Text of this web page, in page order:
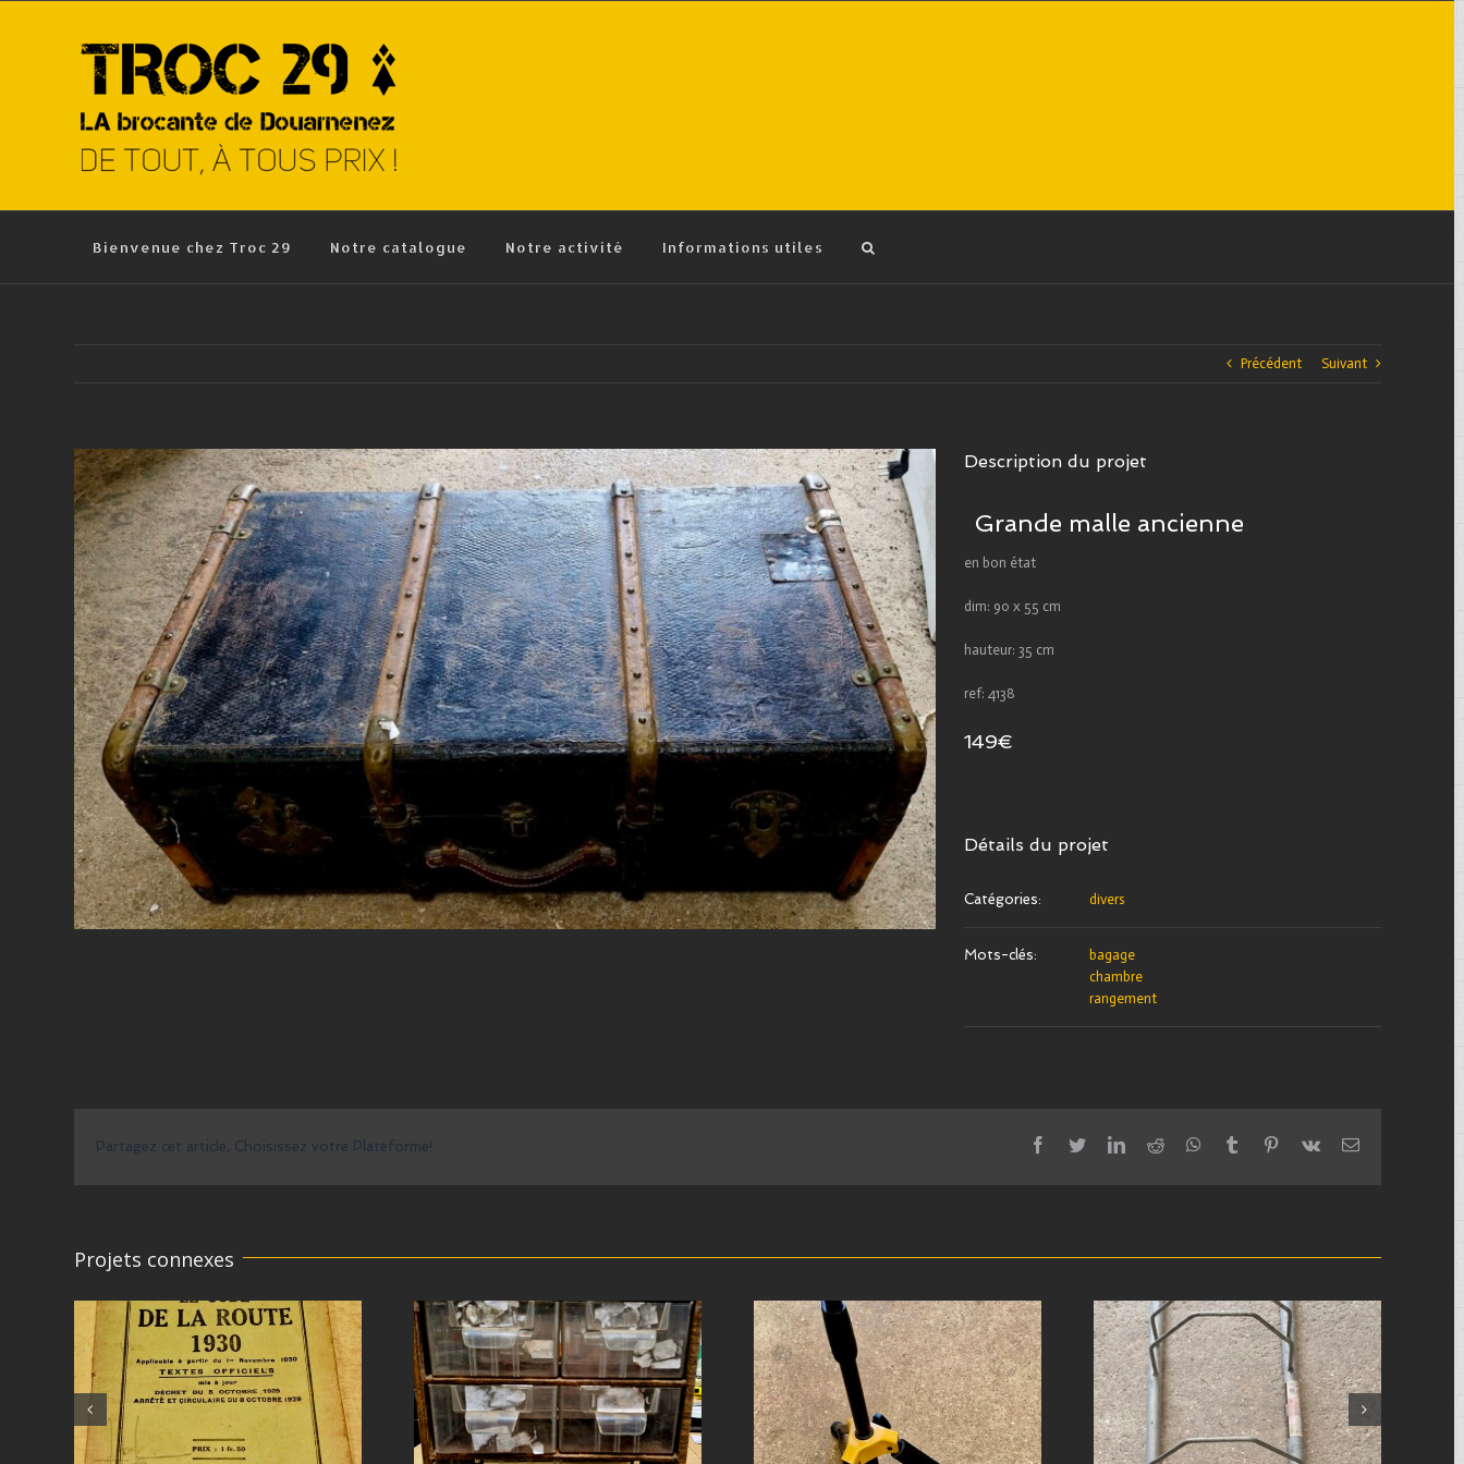
Bienvenue chez Troc 29 Notre catalogue Notre activité Informations utiles
Précédent Suivant
Description du projet
Grande malle ancienne
en bon état
dim: 90 x 55 cm
hauteur: 35 cm
ref: 4138
149€
Détails du projet
Catégories: divers
Mots-clés:
bagage
chambre
rangement
Partagez cet article, Choisissez votre Plateforme! facebook
twitterlinkedinredditwhatsapptumblrpinterest
vk Email
Projets connexes